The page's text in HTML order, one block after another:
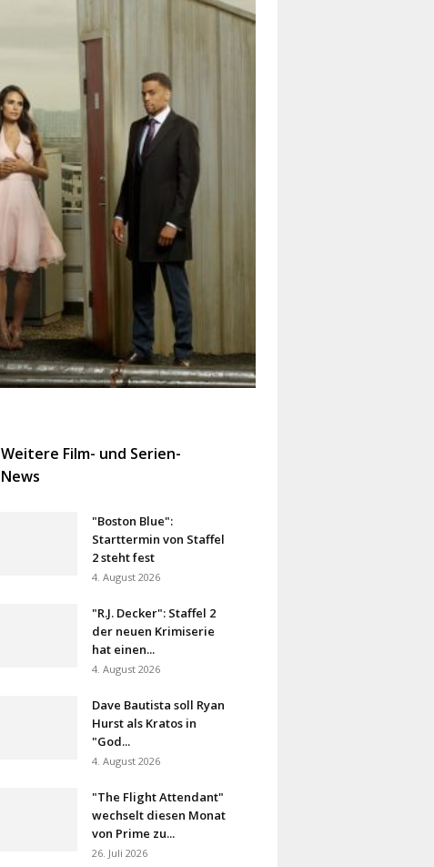
Weitere Film- und Serien-
News
"Boston Blue":
Starttermin von Staffel
2 steht fest
4. August 2026
"R.J. Decker": Staffel 2
der neuen Krimiserie
hat einen...
4. August 2026
Dave Bautista soll Ryan
Hurst als Kratos in
"God...
4. August 2026
"The Flight Attendant"
wechselt diesen Monat
von Prime zu...
26. Juli 2026